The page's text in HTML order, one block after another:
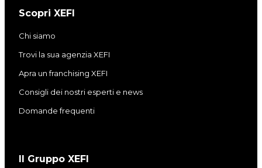
Scopri XEFI
Chi siamo
Trovi la sua agenzia XEFI
Apra un franchising XEFI
Consigli dei nostri esperti e news
Domande frequenti
Il Gruppo XEFI